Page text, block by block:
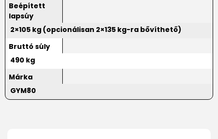
Beépített
lapsúy
2×105 kg (opcionálisan 2×135 kg-ra bővíthető)
Bruttó súly
490 kg
Márka
GYM80